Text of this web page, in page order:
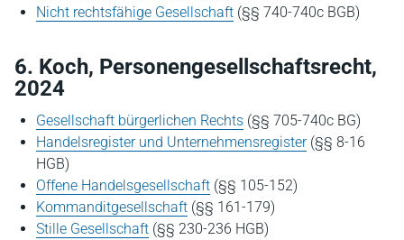
Nicht rechtsfähige Gesellschaft (§§ 740-740c BGB)
6. Koch, Personengesellschaftsrecht,
2024
Gesellschaft bürgerlichen Rechts (§§ 705-740c BG)
Handelsregister und Unternehmensregister(§§ 8-16
HGB)
Offene Handelsgesellschaft (§§ 105-152)
Kommanditgesellschaft (§§ 161-179)
Stille Gesellschaft (§§ 230-236 HGB)